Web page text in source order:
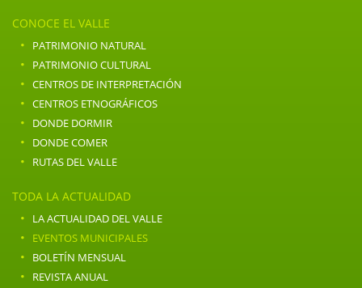
CONOCE EL VALLE
· PATRIMONIO NATURAL
· PATRIMONIO CULTURAL
· CENTROS DE INTERPRETACIÓN
· CENTROS ETNOGRÁFICOS
· DONDE DORMIR
· DONDE COMER
· RUTAS DEL VALLE
TODA LA ACTUALIDAD
· LA ACTUALIDAD DEL VALLE
· EVENTOS MUNICIPALES
· BOLETÍN MENSUAL
· REVISTA ANUAL